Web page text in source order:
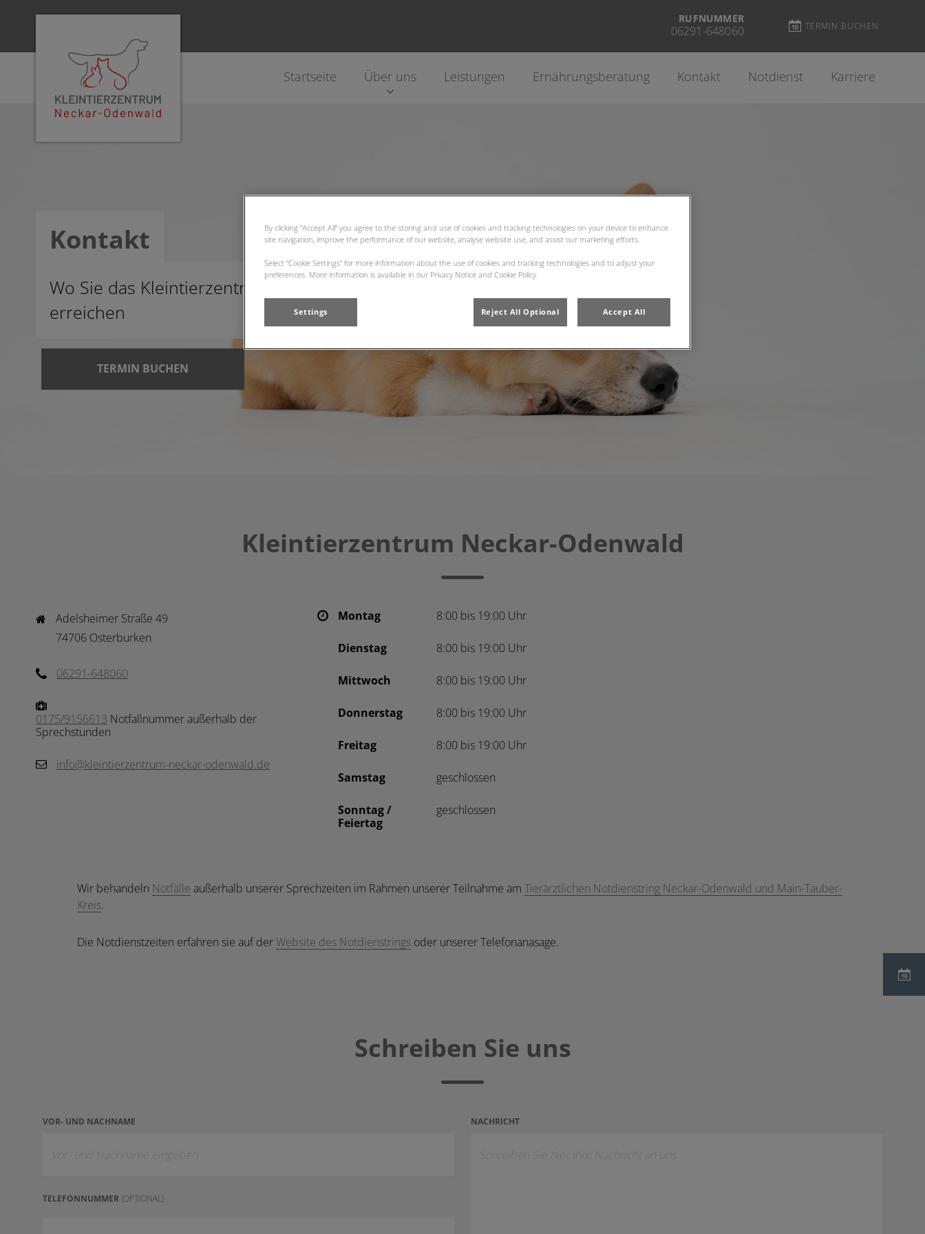
Homepage Kleintierzentrum Neckar-Odenwald
RUFNUMMER
06291-648060 TERMIN BUCHEN
Startseite Über uns Leistungen Ernährungsberatung Kontakt Notdienst Karriere
Kontakt
Wo Sie das Kleintierzentrum finden, wie Sie uns
erreichen
TERMIN BUCHEN
Kleintierzentrum Neckar-Odenwald
Adelsheimer Straße 49
74706 Osterburken
06291-648060
0175/9156613 Notfallnummer außerhalb der
Sprechstunden
info@kleintierzentrum-neckar-odenwald.de
Montag 8:00 bis 19:00 Uhr
Dienstag 8:00 bis 19:00 Uhr
Mittwoch 8:00 bis 19:00 Uhr
Donnerstag 8:00 bis 19:00 Uhr
Freitag 8:00 bis 19:00 Uhr
Samstag geschlossen
Sonntag /
Feiertag
geschlossen
Wir behandeln Notfälle außerhalb unserer Sprechzeiten im Rahmen unserer Teilnahme am Tierärztlichen Notdienstring Neckar-Odenwald und Main-Tauber-
Kreis.
Die Notdienstzeiten erfahren sie auf der Website des Notdienstrings oder unserer Telefonanasage.
Schreiben Sie uns
VOR- UND NACHNAME
TELEFONNUMMER (OPTIONAL)
NACHRICHT
By clicking “Accept All” you agree to the storing and use of cookies and tracking technologies on your device to enhance
site navigation, improve the performance of our website, analyse website use, and assist our marketing efforts.
Select “Cookie Settings” for more information about the use of cookies and tracking technologies and to adjust your
preferences. More information is available in our Privacy Notice and Cookie Policy.
Settings Reject All Optional Accept All